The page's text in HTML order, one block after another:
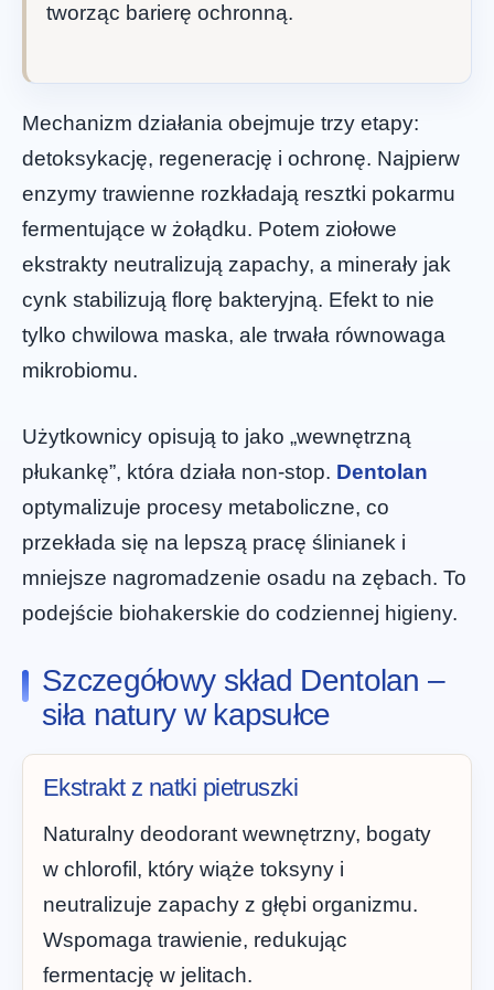
tworząc barierę ochronną.
Mechanizm działania obejmuje trzy etapy:
detoksykację, regenerację i ochronę. Najpierw
enzymy trawienne rozkładają resztki pokarmu
fermentujące w żołądku. Potem ziołowe
ekstrakty neutralizują zapachy, a minerały jak
cynk stabilizują florę bakteryjną. Efekt to nie
tylko chwilowa maska, ale trwała równowaga
mikrobiomu.
Użytkownicy opisują to jako „wewnętrzną
płukankę”, która działa non-stop. Dentolan
optymalizuje procesy metaboliczne, co
przekłada się na lepszą pracę ślinianek i
mniejsze nagromadzenie osadu na zębach. To
podejście biohakerskie do codziennej higieny.
Szczegółowy skład Dentolan –
siła natury w kapsułce
Ekstrakt z natki pietruszki
Naturalny deodorant wewnętrzny, bogaty
w chlorofil, który wiąże toksyny i
neutralizuje zapachy z głębi organizmu.
Wspomaga trawienie, redukując
fermentację w jelitach.